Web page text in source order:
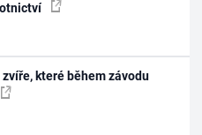
které během závodu